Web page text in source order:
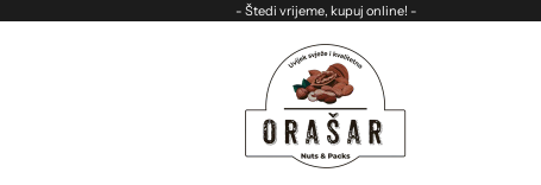
- Štedi vrijeme, kupuj online! -
ORASAR